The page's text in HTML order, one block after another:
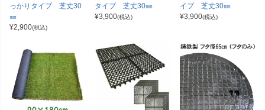
っかりタイプ 芝丈30
㎜
¥2,900(税込)
タイプ 芝丈30㎜
¥3,900(税込)
イプ 芝丈30㎜
¥3,900(税込)